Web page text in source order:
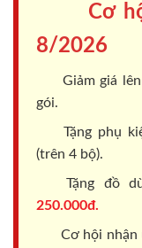
Cơ
8/2026
Giảm giá
gói.
Tặng phụ
(trên 4 bộ).
Tặng đồ
250.000đ.
Cơ hội nhận